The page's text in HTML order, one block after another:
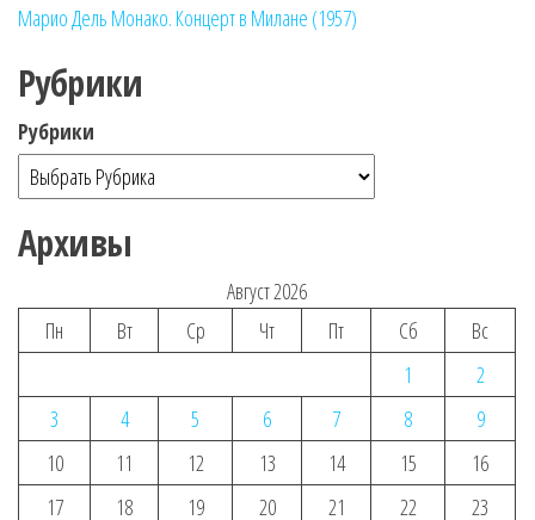
Марио Дель Монако. Концерт в Милане (1957)
Рубрики
Рубрики
Архивы
Август 2026
Пн
Вт Ср Чт Пт Сб
Вс
1
2
3
4 5 6 7 8
9
10
11 12 13 14 15
16
17
18 19 20 21 22
23